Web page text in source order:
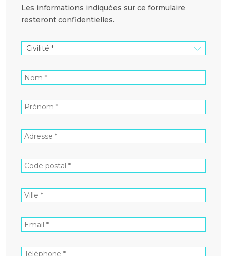
Les informations indiquées sur ce formulaire
resteront confidentielles.